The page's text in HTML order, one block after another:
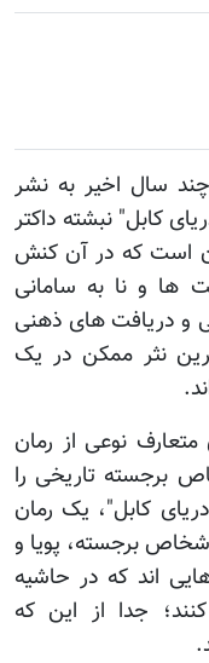
سال اخیر به نشر
کابل" نبشته داکتر
است که در آن کنش
ها و نا به سامانی
و دریافت های ذهنی
نثر ممکن در یک
متعارف نوعی از رمان
برجسته تاریخی را
کابل"، یک رمان
برجسته، پویا و
اند که در حاشیه
جدا از این که